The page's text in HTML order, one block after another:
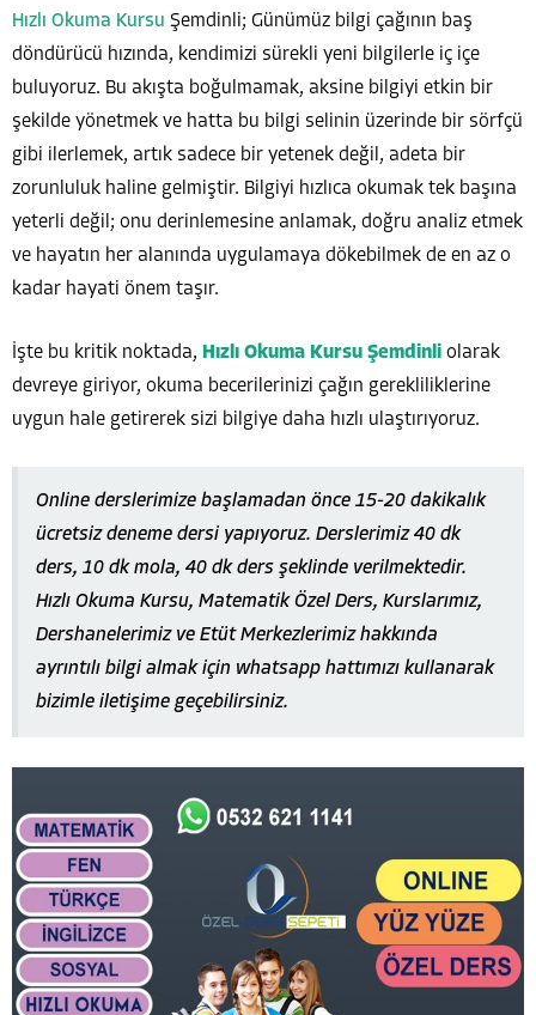
Hızlı Okuma Kursu Şemdinli; Günümüz bilgi çağının baş
döndürücü hızında, kendimizi sürekli yeni bilgilerle iç içe
buluyoruz. Bu akışta boğulmamak, aksine bilgiyi etkin bir
şekilde yönetmek ve hatta bu bilgi selinin üzerinde bir sörfçü
gibi ilerlemek, artık sadece bir yetenek değil, adeta bir
zorunluluk haline gelmiştir. Bilgiyi hızlıca okumak tek başına
yeterli değil; onu derinlemesine anlamak, doğru analiz etmek
ve hayatın her alanında uygulamaya dökebilmek de en az o
kadar hayati önem taşır.
İşte bu kritik noktada, Hızlı Okuma Kursu Şemdinli olarak
devreye giriyor, okuma becerilerinizi çağın gerekliliklerine
uygun hale getirerek sizi bilgiye daha hızlı ulaştırıyoruz.
Online derslerimize başlamadan önce 15-20 dakikalık
ücretsiz deneme dersi yapıyoruz. Derslerimiz 40 dk
ders, 10 dk mola, 40 dk ders şeklinde verilmektedir.
Hızlı Okuma Kursu, Matematik Özel Ders, Kurslarımız,
Dershanelerimiz ve Etüt Merkezlerimiz hakkında
ayrıntılı bilgi almak için whatsapp hattımızı kullanarak
bizimle iletişime geçebilirsiniz.